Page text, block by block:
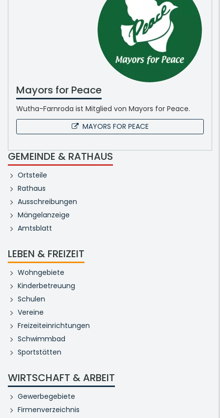
Mayors for Peace
Wutha-Farnroda ist Mitglied von Mayors for Peace.
MAYORS FOR PEACE
GEMEINDE & RATHAUS
Ortsteile
Rathaus
Ausschreibungen
Mängelanzeige
Amtsblatt
LEBEN & FREIZEIT
Wohngebiete
Kinderbetreuung
Schulen
Vereine
Freizeiteinrichtungen
Schwimmbad
Sportstätten
WIRTSCHAFT & ARBEIT
Gewerbegebiete
Firmenverzeichnis